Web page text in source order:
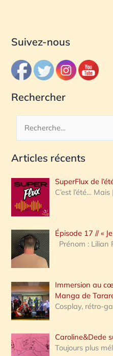
Suivez-nous
Rechercher
c
e
r
c
h
e
:
Articles récents
SuperFlux de
C’est l’été… Mais
Épisode 17 // «
Prénom : Lilian
Immersion au
Manga de
Cosplay, rétro-
Caroline&Dede
Toujours plus